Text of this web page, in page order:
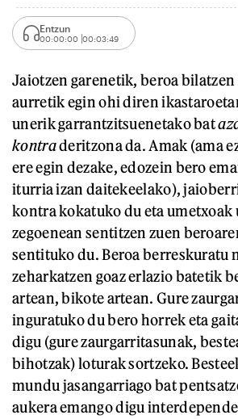
Entzun
00:00:00 00:03:49
Jaiotzen garenetik, beroa
aurretik egin ohi diren
unerik garrantzitsuenetako bat
kontraderitzona da. Amak (ama
ere egin dezake, edozein bero
iturria izan daitekeelako),
kontra kokatuko du eta umetxoak
zegoenean sentitzen zuen
sentituko du. Beroa berreskuratu
zeharkatzen goaz erlazio batetik
artean, bikote artean. Gure
inguratuko du bero horrek eta
digu (gure zaurgarritasunak,
bihotzak) loturak sortzeko.
mundu jasangarriago bat
aukera emango digu